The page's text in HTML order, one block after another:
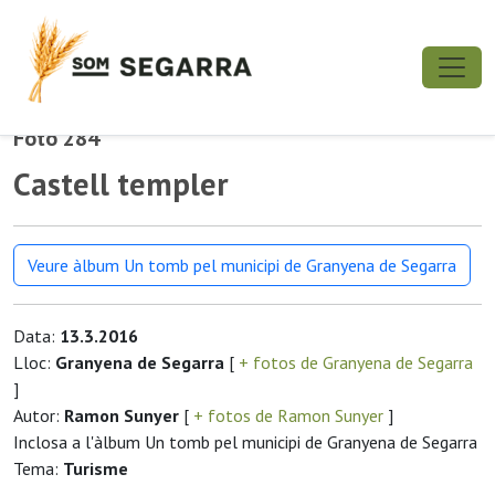
Foto 284
Castell templer
Veure àlbum Un tomb pel municipi de Granyena de Segarra
Data: 13.3.2016
Lloc: Granyena de Segarra [ + fotos de Granyena de Segarra
]
Autor: Ramon Sunyer [ + fotos de Ramon Sunyer ]
Inclosa a l'àlbum Un tomb pel municipi de Granyena de Segarra
Tema: Turisme